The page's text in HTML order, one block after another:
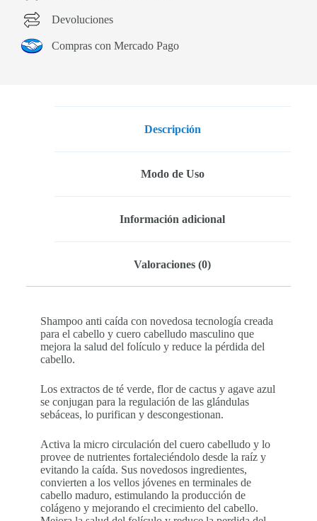
Devoluciones
Compras con Mercado Pago
Descripción
Modo de Uso
Información adicional
Valoraciones (0)
Shampoo anti caída con novedosa tecnología creada
para el cabello y cuero cabelludo masculino que
mejora la salud del folículo y reduce la pérdida del
cabello.
Los extractos de té verde, flor de cactus y agave azul
se conjugan para la regulación de las glándulas
sebáceas, lo purifican y descongestionan.
Activa la micro circulación del cuero cabelludo y lo
provee de nutrientes fortaleciéndolo desde la raíz y
evitando la caída. Sus novedosos ingredientes,
convierten a los vellos jóvenes en terminales de
cabello maduro, estimulando la producción de
colágeno y mejorando el crecimiento del cabello.